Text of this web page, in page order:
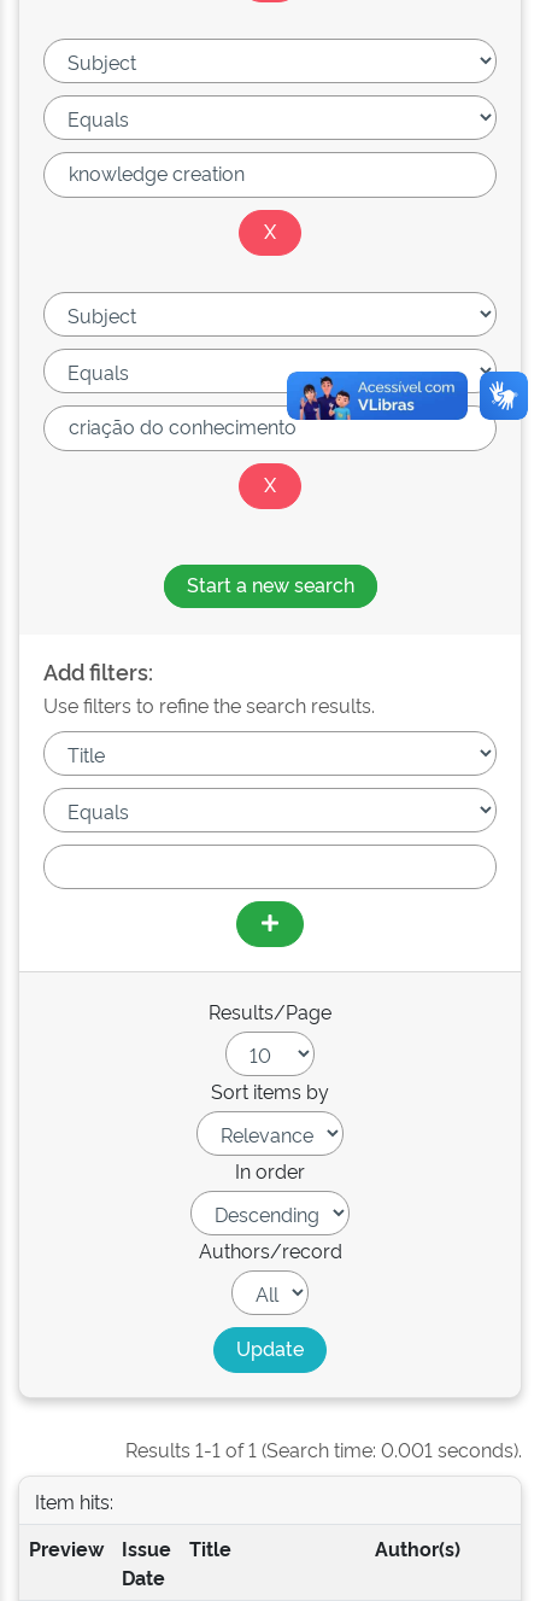
Start a new search
Add filters:
Use filters to refine the search results.
Results/Page
Sort items by
In order
Authors/record
Results 1-1 of 1 (Search time: 0.001 seconds).
Item hits:
Preview
Issue
Date
Title Author(s)